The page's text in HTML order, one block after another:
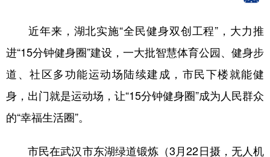
近年来，湖北实施“全民健身双创工程”，大力推
进“15分钟健身圈”建设，一大批智慧体育公园、健身步
道、社区多功能运动场陆续建成，市民下楼就能健
身，出门就是运动场，让“15分钟健身圈”成为人民群众
的“幸福生活圈”。
市民在武汉市东湖绿道锻炼（3月22日摄，无人机